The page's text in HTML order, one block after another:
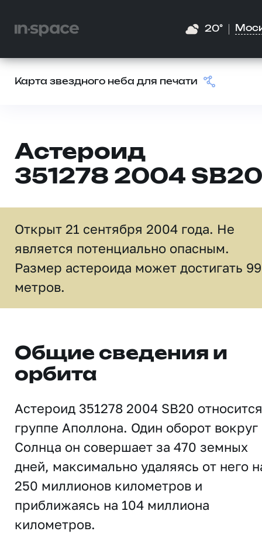
20°
Карта звездного неба для печати
Астероид
351278 2004 SB20
Открыт 21 сентября 2004 года. Не
является потенциально опасным.
Размер астероида может достигать
метров.
Общие сведения и
орбита
Астероид 351278 2004 SB20
группе Аполлона. Один оборот вокруг
Солнца он совершает за 470 земных
дней, максимально удаляясь от него
250 миллионов километров и
приближаясь на 104 миллиона
километров.